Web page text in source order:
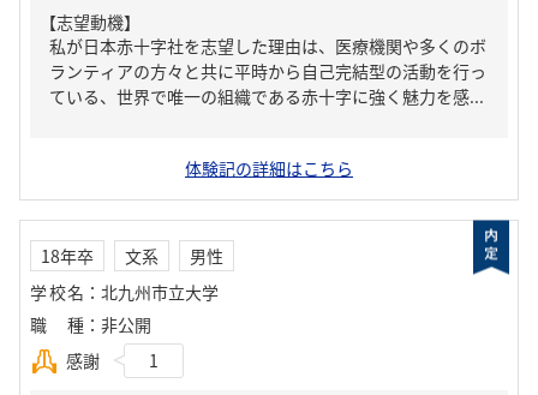
【志望動機】
私が日本赤十字社を志望した理由は、医療機関や多くのボ
ランティアの方々と共に平時から自己完結型の活動を行っ
ている、世界で唯一の組織である赤十字に強く魅力を感...
体験記の詳細はこちら
18年卒 文系
男性
学校名 ： 北九州市立大学
職種 ： 非公開
感謝
1